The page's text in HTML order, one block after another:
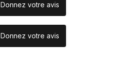
Donnez votre avis
Donnez votre avis